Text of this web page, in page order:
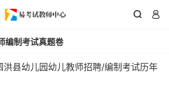
 
编制考试真题卷
县幼儿园幼儿教师招聘/编制考试历年